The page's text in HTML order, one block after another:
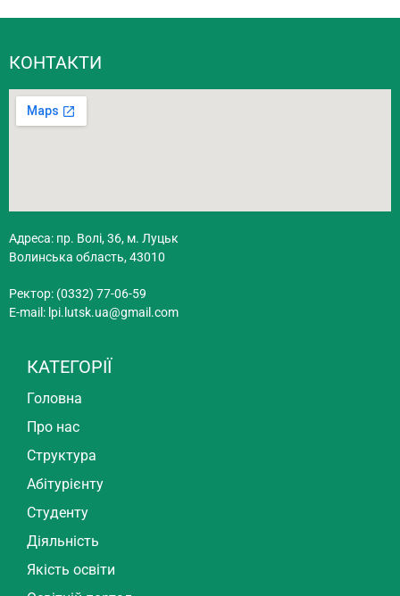
КОНТАКТИ
Адреса: пр. Волі, 36, м. Луцьк
Волинська область, 43010
Ректор: (0332) 77-06-59
E-mail: lpi.lutsk.ua@gmail.com
КАТЕГОРІЇ
Головна
Про нас
Структура
Абітурієнту
Студенту
Діяльність
Якість освіти